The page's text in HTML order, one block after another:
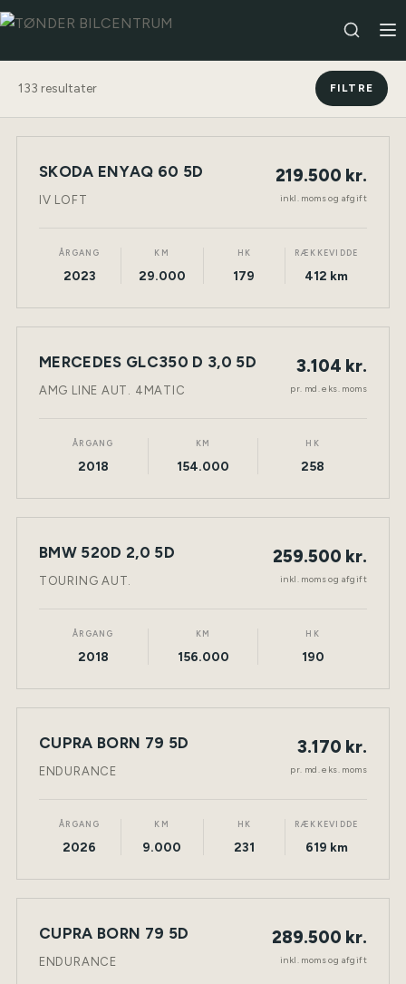
133 resultater FILTRE
NY BIL ELEKTRISK TØNDER
SKODA ENYAQ 60 5D
IV LOFT
219.500 kr.
inkl. moms og afgift
ÅRGANG
2023
KM
29.000
HK
179
RÆKKEVIDDE
412 km
LEASING NY BIL DIESEL TØNDER
MERCEDES GLC350 D 3,0 5D
AMG LINE AUT. 4MATIC
3.104 kr.
pr. md. eks. moms
ÅRGANG
2018
KM
154.000
HK
258
NY BIL DIESEL TØNDER
BMW 520D 2,0 5D
TOURING AUT.
259.500 kr.
inkl. moms og afgift
ÅRGANG
2018
KM
156.000
HK
190
LEASING NY BIL TØNDER
CUPRA BORN 79 5D
ENDURANCE
3.170 kr.
pr. md. eks. moms
ÅRGANG
2026
KM
9.000
HK
231
RÆKKEVIDDE
619 km
NY BIL ELEKTRISK TØNDER
CUPRA BORN 79 5D
ENDURANCE
289.500 kr.
inkl. moms og afgift